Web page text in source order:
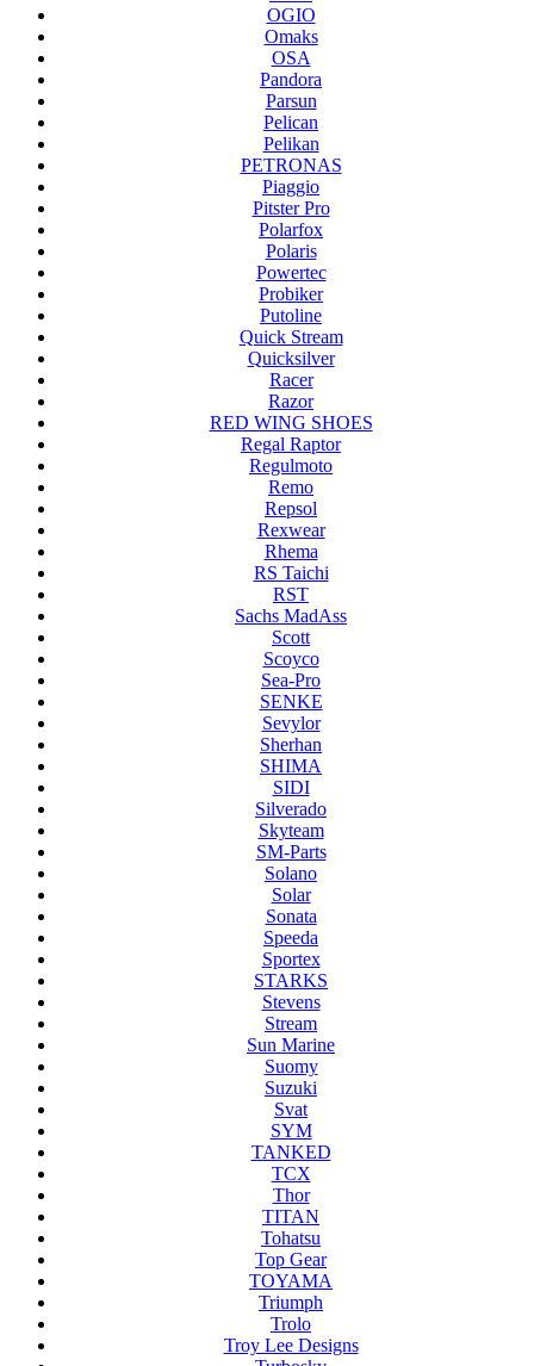
OGIO
Omaks
OSA
Pandora
Parsun
Pelican
Pelikan
PETRONAS
Piaggio
Pitster Pro
Polarfox
Polaris
Powertec
Probiker
Putoline
Quick Stream
Quicksilver
Racer
Razor
RED WING SHOES
Regal Raptor
Regulmoto
Remo
Repsol
Rexwear
Rhema
RS Taichi
RST
Sachs MadAss
Scott
Scoyco
Sea-Pro
SENKE
Sevylor
Sherhan
SHIMA
SIDI
Silverado
Skyteam
SM-Parts
Solano
Solar
Sonata
Speeda
Sportex
STARKS
Stevens
Stream
Sun Marine
Suomy
Suzuki
Svat
SYM
TANKED
TCX
Thor
TITAN
Tohatsu
Top Gear
TOYAMA
Triumph
Trolo
Troy Lee Designs